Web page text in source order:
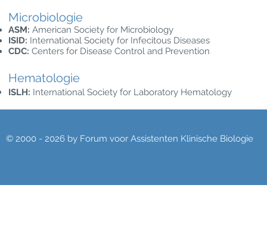
Microbiologie
ASM: American Society for Microbiology
ISID: International Society for Infecitous Diseases
CDC: Centers for Disease Control and Prevention
Hematologie
ISLH: International Society for Laboratory Hematology
© 2000 - 2026 by Forum voor Assistenten Klinische Biologie